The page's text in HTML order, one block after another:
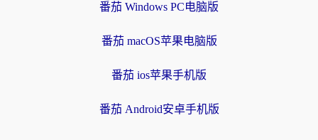
番茄 Windows PC电脑版
番茄 macOS苹果电脑版
番茄 ios苹果手机版
番茄 Android安卓手机版